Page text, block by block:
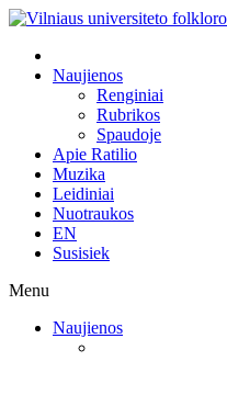
Naujienos
Renginiai
Rubrikos
Spaudoje
Apie Ratilio
Muzika
Leidiniai
Nuotraukos
EN
Susisiek
Menu
Naujienos